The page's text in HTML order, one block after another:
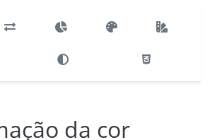
da cor